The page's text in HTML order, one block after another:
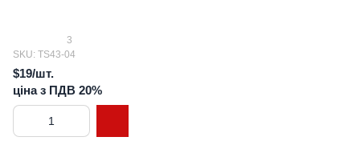
3
SKU: TS43-04
$19/шт.
ціна з ПДВ 20%